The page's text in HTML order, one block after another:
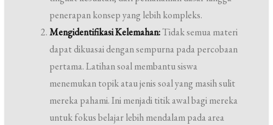
penerapan konsep yang lebih kompleks.
Mengidentifikasi Kelemahan:Tidak semua materi
dapat dikuasai dengan sempurna pada percobaan
pertama. Latihan soal membantu siswa
menemukan topik atau jenis soal yang masih sulit
mereka pahami. Ini menjadi titik awal bagi mereka
untuk fokus belajar lebih mendalam pada area